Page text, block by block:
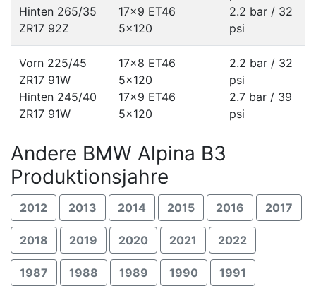
Hinten 265/35
ZR17 92Z
17x9 ET46
5x120
2.2 bar / 32
psi
Vorn 225/45
ZR17 91W
Hinten 245/40
ZR17 91W
17x8 ET46
5x120
17x9 ET46
5x120
2.2 bar / 32
psi
2.7 bar / 39
psi
Andere BMW Alpina B3
Produktionsjahre
2012 2013 2014 2015 2016 2017
2018 2019 2020 2021 2022
1987 1988 1989 1990 1991